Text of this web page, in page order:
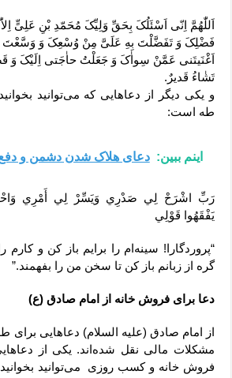
اَللّٰهُمَّ اِنّی اَسْئَلُکَ بِحَقِّ وَلِیِّکَ مُحَمّدِ بْنِ عَلِیٍّ
فَضْلِکَ وَ تَفَضَّلْتَ بِهِ عَلَیَّ مِنْ وُسْعِکَ وَ وَسَّعْتَ
اَغْنَیتَنی عَمَّنْ سِواٰکَ وَ جَعَلْتُ حاٰجَتی اِلَیْکَ وَ
تَشٰاءُ قَدیرٌ.
طه است:
اینم ببین: دعای هلاک شدن دشمن و
رَبِّ اشْرَحْ لِي صَدْرِي وَيَسِّرْ لِي أَمْرِي
يَفْقَهُوا قَوْلِي
“پروردگارا! سینه‌ام را برایم باز کن و کارم
گره از زبانم باز کن تا سخن من را بفهمند.”
دعا برای فروش خانه از امام صادق (ع)
از امام صادق (علیه‌ السلام) دعاهایی برای
مشکلات مالی نقل شده‌اند. یکی از
فروش خانه و کسب روزی می‌توانید